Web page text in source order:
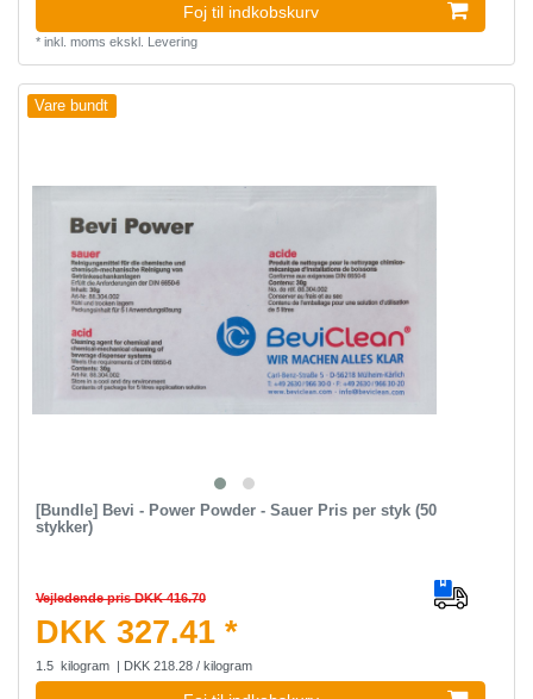
Foj til indkobskurv
* inkl. moms ekskl. Levering
Vare bundt
[Bundle] Bevi - Power Powder - Sauer Pris per styk (50
stykker)
Vejledende pris DKK 416.70
DKK 327.41 *
1.5 kilogram | DKK 218.28 / kilogram